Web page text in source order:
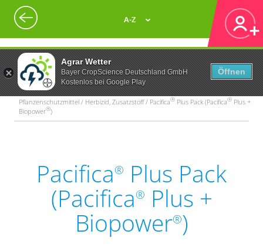
Agrar Wetter
Bayer CropScience Deutschland GmbH
Kostenlos bei Google Play
Öffnen
A-Z
Pflanzenschutzmittel / Herbizid, Zusatzstoff / Pacifica® Plus Pack (Pacifica® Plus +
Biopower®)
Pacifica® Plus Pack
(Pacifica® Plus +
Biopower®)